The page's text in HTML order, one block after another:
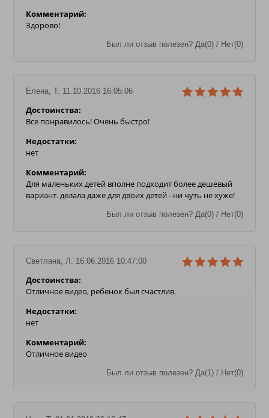
Комментарий:
Здорово!
Был ли отзыв полезен? Да(0) / Нет(0)
Елена, Т. 11.10.2016 16:05:06
Достоинства:
Все понравилось! Очень быстро!
Недостатки:
нет
Комментарий:
Для маленьких детей вполне подходит более дешевый
вариант. делала даже для двоих детей - ни чуть не хуже!
Был ли отзыв полезен? Да(0) / Нет(0)
Светлана, Л. 16.06.2016 10:47:00
Достоинства:
Отличное видео, ребенок был счастлив.
Недостатки:
нет
Комментарий:
Отличное видео
Был ли отзыв полезен? Да(1) / Нет(0)